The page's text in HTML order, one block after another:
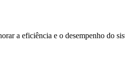
a eficiência e o desempenho do